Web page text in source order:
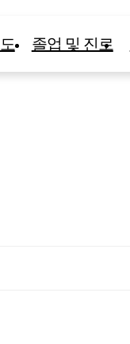
졸업 및 진로